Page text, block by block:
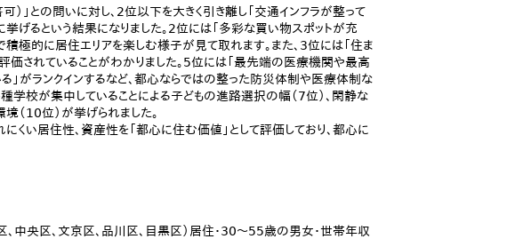
）」との問いに対し、2位以下を大きく引き離し「交通インフラが整って
げるという結果になりました。2位には「多彩な買い物スポットが充
積極的に居住エリアを楽しむ様子が見て取れます。また、3位には「住ま
価されていることがわかりました。5位には「最先端の医療機関や最高
」がランクインするなど、都心ならではの整った防災体制や医療体制な
学校が集中していることによる子どもの進路選択の幅（7位）、閑静な
（10位）が挙げられました。
くい居住性、資産性を「都心に住む価値」として評価しており、都心に
、中央区、文京区、品川区、目黒区）居住・30～55歳の男女・世帯年収